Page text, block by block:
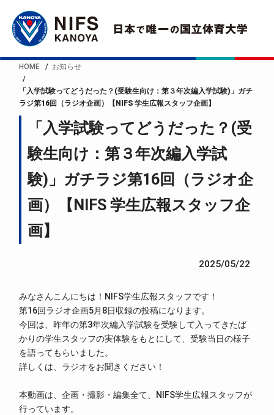
HOME お知らせ
「入学試験ってどうだった？(受験生向け：第３年次編入学試験)」ガチ
ラジ第16回（ラジオ企画）【NIFS 学生広報スタッフ企画】
「入学試験ってどうだった？(受
験生向け：第３年次編入学試
験)」ガチラジ第16回（ラジオ企
画）【NIFS 学生広報スタッフ企
画】
2025/05/22
みなさんこんにちは！NIFS学生広報スタッフです！
第16回ラジオ企画5月8日収録の投稿になります。
今回は、昨年の第3年次編入学試験を受験して入ってきたば
かりの学生スタッフの実体験をもとにして、受験当日の様子
を語ってもらいました。
詳しくは、ラジオをお聞きください！
本動画は、企画・撮影・編集全て、NIFS学生広報スタッフが
行っています。